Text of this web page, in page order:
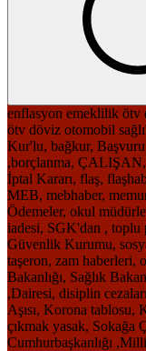
enflasyon emeklilik ötv
ötv döviz otomobil
Kur'lu, bağkur,
,borçlanma, ÇALIŞAN,
İptal Kararı, flaş,
MEB, mebhaber,
Ödemeler, okul
iadesi, SGK'dan , toplu
Güvenlik Kurumu,
taşeron, zam
Bakanlığı, Sağlık
,Dairesi, disiplin
Aşısı, Korona tablosu,
çıkmak yasak, Sokağa
Cumhurbaşkanlığı